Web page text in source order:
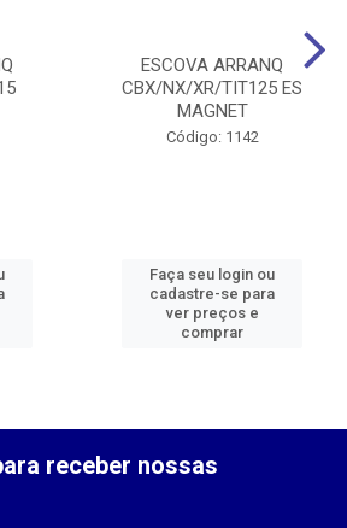
ESCOVA ARRANQ
CBX/NX/XR/TIT125 ES
MAGNET
Código: 1142
Faça seu login ou
cadastre-se para
ver preços e
comprar
receber nossas